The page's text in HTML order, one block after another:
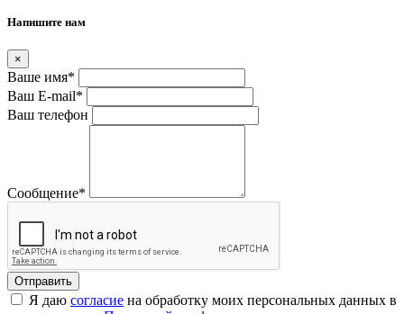
Напишите нам
×
Ваше имя*
Ваш E-mail*
Ваш телефон
Сообщение*
Я даю согласие на обработку моих персональных данных в